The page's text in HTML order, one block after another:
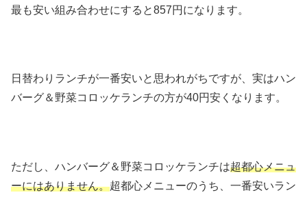
最も安い組み合わせにすると857円になります。
日替わりランチが一番安いと思われがちですが、実はハン
バーグ＆野菜コロッケランチの方が40円安くなります。
ただし、ハンバーグ＆野菜コロッケランチは超都心メニュ
ーにはありません。超都心メニューのうち、一番安いラン